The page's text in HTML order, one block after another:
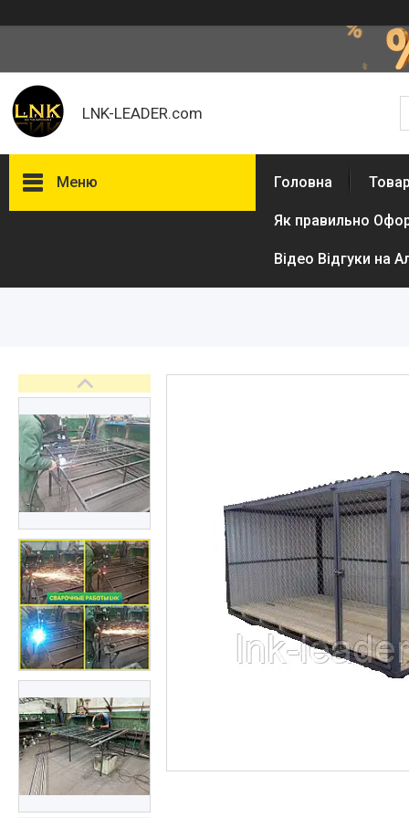
LNK-LEADER.com
Меню
Фотогалерея
Головна
Як правильно
Відео Відгуки на